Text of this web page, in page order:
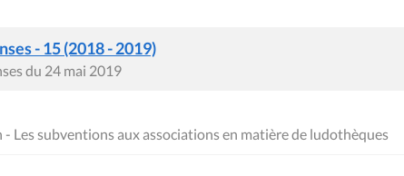
- 15 (2018 - 2019)
du 24 mai 2019
Les subventions aux associations en matière de ludothèques